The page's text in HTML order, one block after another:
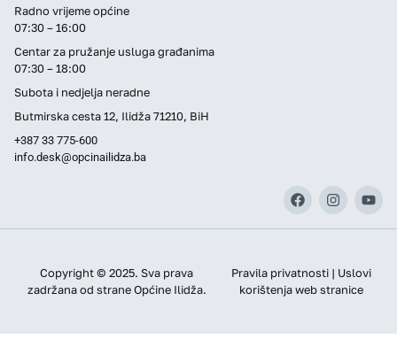
Radno vrijeme općine
07:30 – 16:00
Centar za pružanje usluga građanima
07:30 – 18:00
Subota i nedjelja neradne
Butmirska cesta 12, Ilidža 71210, BiH
+387 33 775-600
info.desk@opcinailidza.ba
Copyright © 2025. Sva prava
zadržana od strane Općine Ilidža.
Pravila privatnosti | Uslovi
korištenja web stranice